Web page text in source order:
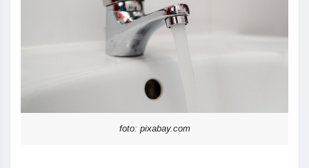
foto: pixabay.com